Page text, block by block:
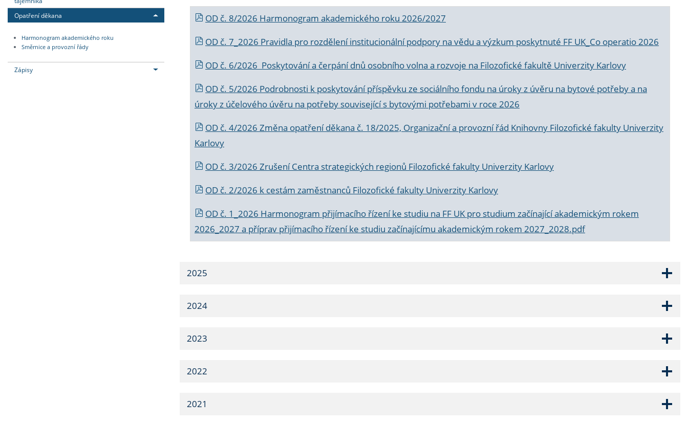
Opatření děkana
Harmonogram akademického roku
Směrnice a provozní řády
Zápisy
OD č. 8/2026 Harmonogram akademického roku 2026/2027
OD č. 7_2026 Pravidla pro rozdělení institucionální podpory na vědu a výzkum poskytnuté FF UK_Co operatio 2026
OD č. 6/2026 Poskytování a čerpání dnů osobního volna a rozvoje na Filozofické fakultě Univerzity Karlovy
OD č. 5/2026 Podrobnosti k poskytování příspěvku ze sociálního fondu na úroky z úvěru na bytové potřeby a na
úroky z účelového úvěru na potřeby související s bytovými potřebami v roce 2026
OD č. 4/2026 Změna opatření děkana č. 18/2025, Organizační a provozní řád Knihovny Filozofické fakulty Univerzity
Karlovy
OD č. 3/2026 Zrušení Centra strategických regionů Filozofické fakulty Univerzity Karlovy
OD č. 2/2026 k cestám zaměstnanců Filozofické fakulty Univerzity Karlovy
OD č. 1_2026 Harmonogram přijímacího řízení ke studiu na FF UK pro studium začínající akademickým rokem
2026_2027 a příprav přijímacího řízení ke studiu začínajícímu akademickým rokem 2027_2028.pdf
2025
2024
2023
2022
2021